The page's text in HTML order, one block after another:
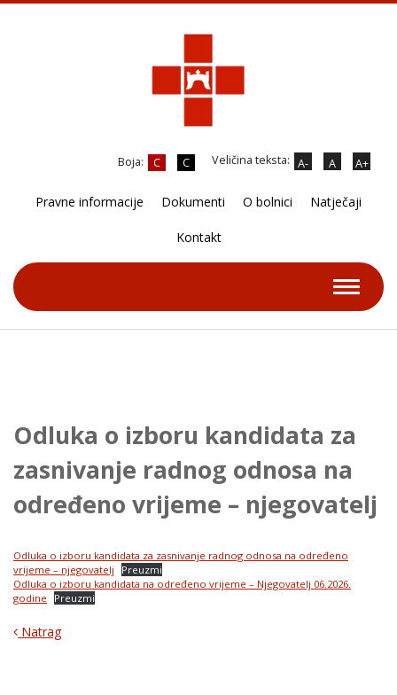
C C
Boja: A- A A+
Veličina teksta:
Pravne informacije Dokumenti O bolnici Natječaji
Kontakt
Odluka o izboru kandidata za
zasnivanje radnog odnosa na
određeno vrijeme – njegovatelj
Odluka o izboru kandidata za zasnivanje radnog odnosa na određeno
vrijeme – njegovatelj
Preuzmi
Odluka o izboru kandidata na određeno vrijeme – Njegovatelj 06.2026.
godine
Preuzmi
Natrag